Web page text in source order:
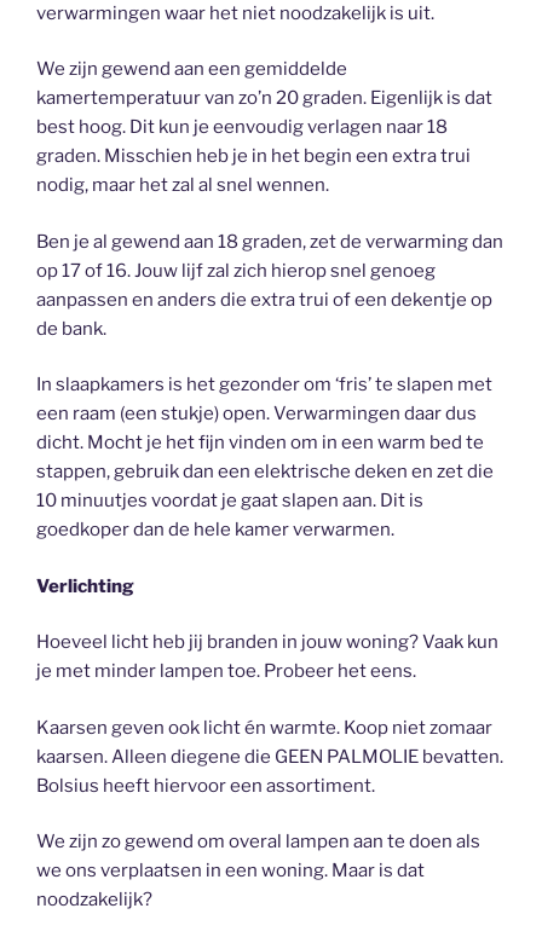
verwarmingen waar het niet noodzakelijk is uit.
We zijn gewend aan een gemiddelde
kamertemperatuur van zo’n 20 graden. Eigenlijk is dat
best hoog. Dit kun je eenvoudig verlagen naar 18
graden. Misschien heb je in het begin een extra trui
nodig, maar het zal al snel wennen.
Ben je al gewend aan 18 graden, zet de verwarming dan
op 17 of 16. Jouw lijf zal zich hierop snel genoeg
aanpassen en anders die extra trui of een dekentje op
de bank.
In slaapkamers is het gezonder om ‘fris’ te slapen met
een raam (een stukje) open. Verwarmingen daar dus
dicht. Mocht je het fijn vinden om in een warm bed te
stappen, gebruik dan een elektrische deken en zet die
10 minuutjes voordat je gaat slapen aan. Dit is
goedkoper dan de hele kamer verwarmen.
Verlichting
Hoeveel licht heb jij branden in jouw woning? Vaak kun
je met minder lampen toe. Probeer het eens.
Kaarsen geven ook licht én warmte. Koop niet zomaar
kaarsen. Alleen diegene die GEEN PALMOLIE bevatten.
Bolsius heeft hiervoor een assortiment.
We zijn zo gewend om overal lampen aan te doen als
we ons verplaatsen in een woning. Maar is dat
noodzakelijk?